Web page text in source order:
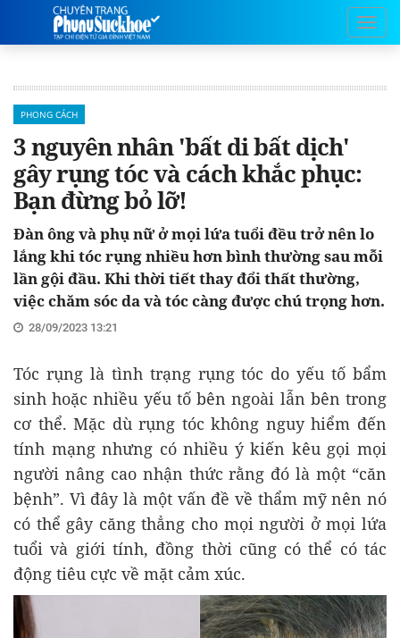
PHONG CÁCH
3 nguyên nhân 'bất di bất dịch'
gây rụng tóc và cách khắc phục:
Bạn đừng bỏ lỡ!
Đàn ông và phụ nữ ở mọi lứa tuổi đều trở nên lo
lắng khi tóc rụng nhiều hơn bình thường sau mỗi
lần gội đầu. Khi thời tiết thay đổi thất thường,
việc chăm sóc da và tóc càng được chú trọng hơn.
28/09/2023 13:21
Tóc rụng là tình trạng rụng tóc do yếu tố bẩm
sinh hoặc nhiều yếu tố bên ngoài lẫn bên trong
cơ thể. Mặc dù rụng tóc không nguy hiểm đến
tính mạng nhưng có nhiều ý kiến ​​kêu gọi mọi
người nâng cao nhận thức rằng đó là một “căn
bệnh”. Vì đây là một vấn đề về thẩm mỹ nên nó
có thể gây căng thẳng cho mọi người ở mọi lứa
tuổi và giới tính, đồng thời cũng có thể có tác
động tiêu cực về mặt cảm xúc.